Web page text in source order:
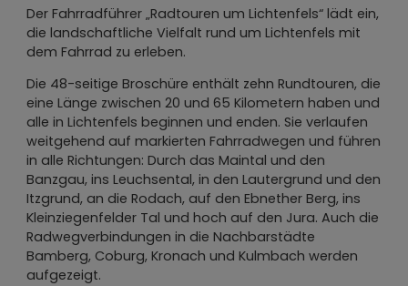
Der Fahrradführer „Radtouren um Lichtenfels“ lädt ein,
die landschaftliche Vielfalt rund um Lichtenfels mit
dem Fahrrad zu erleben.
Die 48-seitige Broschüre enthält zehn Rundtouren, die
eine Länge zwischen 20 und 65 Kilometern haben und
alle in Lichtenfels beginnen und enden. Sie verlaufen
weitgehend auf markierten Fahrradwegen und führen
in alle Richtungen: Durch das Maintal und den
Banzgau, ins Leuchsental, in den Lautergrund und den
Itzgrund, an die Rodach, auf den Ebnether Berg, ins
Kleinziegenfelder Tal und hoch auf den Jura. Auch die
Radwegverbindungen in die Nachbarstädte
Bamberg, Coburg, Kronach und Kulmbach werden
aufgezeigt.